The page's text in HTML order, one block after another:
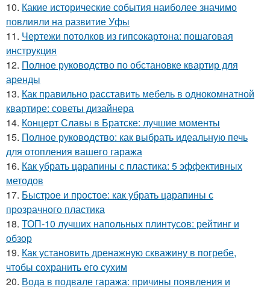
10. Какие исторические события наиболее значимо
повлияли на развитие Уфы
11. Чертежи потолков из гипсокартона: пошаговая
инструкция
12. Полное руководство по обстановке квартир для
аренды
13. Как правильно расставить мебель в однокомнатной
квартире: советы дизайнера
14. Концерт Славы в Братске: лучшие моменты
15. Полное руководство: как выбрать идеальную печь
для отопления вашего гаража
16. Как убрать царапины с пластика: 5 эффективных
методов
17. Быстрое и простое: как убрать царапины с
прозрачного пластика
18. ТОП-10 лучших напольных плинтусов: рейтинг и
обзор
19. Как установить дренажную скважину в погребе,
чтобы сохранить его сухим
20. Вода в подвале гаража: причины появления и